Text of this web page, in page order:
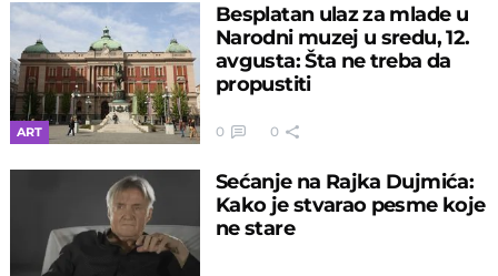
ART
Besplatan ulaz za mlade u
Narodni muzej u sredu, 12.
avgusta: Šta ne treba da
propustiti
0 0
Sećanje na Rajka Dujmića:
Kako je stvarao pesme koje
ne stare